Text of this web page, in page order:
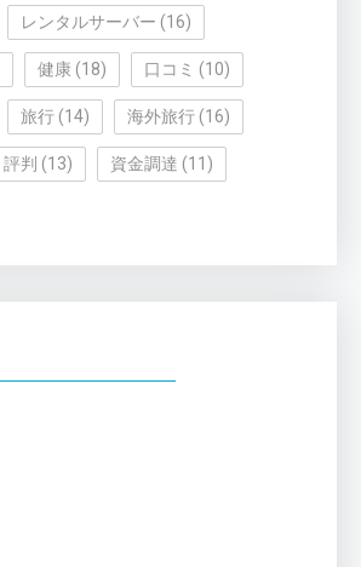
レンタルサーバー (16)
健康 (18) 口コミ (10)
旅行 (14) 海外旅行 (16)
評判 (13) 資金調達 (11)